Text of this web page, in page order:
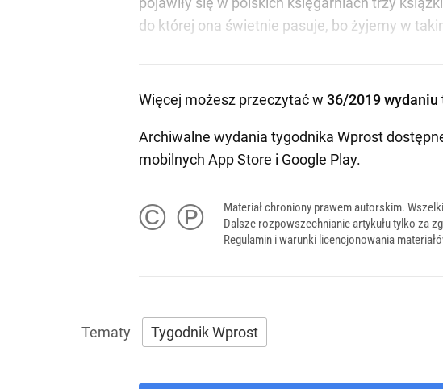
do której ona świetnie pasuje, bo żyjemy w
Więcej możesz przeczytać w 36/2019 wydaniu
Archiwalne wydania tygodnika Wprost
mobilnych App Store i Google Play.
© ℗
Materiał chroniony prawem autorskim.
Dalsze rozpowszechnianie artykułu tylko za
Regulamin i warunki licencjonowania
Tygodnik Wprost